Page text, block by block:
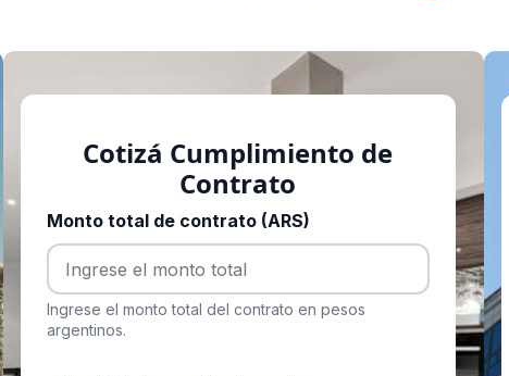
Cotizá Cumplimiento de
Contrato
Monto total de contrato (ARS)
Ingrese el monto total del contrato en pesos
argentinos.